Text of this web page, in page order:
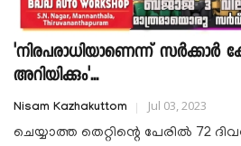
'നിരപരാധിയാണെന്ന് സർക്കാർ
അറിയിക്കും'...
Nisam Kazhakuttom
Jul 03, 2023
ചെയ്യാത്ത തെറ്റിന്റെ പേരിൽ 72